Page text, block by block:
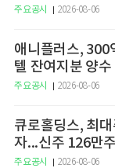
주요공시 2026-08-06
애니플러스,
텔 잔여지분 양
주요공시 2026-08-06
큐로홀딩스, 최
자...신주 126만
주요공시 2026-08-06